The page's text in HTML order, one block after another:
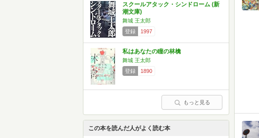
スクールアタック・シンドローム (新
潮文庫)
舞城 王太郎
登録
1997
私はあなたの瞳の林檎
舞城 王太郎
登録
1890
もっと見る
この本を読んだ人がよく読む本